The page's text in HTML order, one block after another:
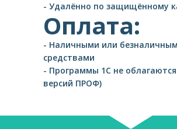
- Удалённо по защищённому
Оплата:
- Наличными или
средствами
- Программы 1С не
версий ПРОФ)